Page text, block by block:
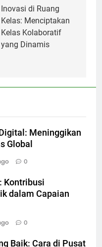
Inovasi di Ruang
Kelas: Menciptakan
Kelas Kolaboratif
yang Dinamis
Meninggikan
Global
0
Kontribusi
dalam Capaian
0
Baik: Cara di Pusat